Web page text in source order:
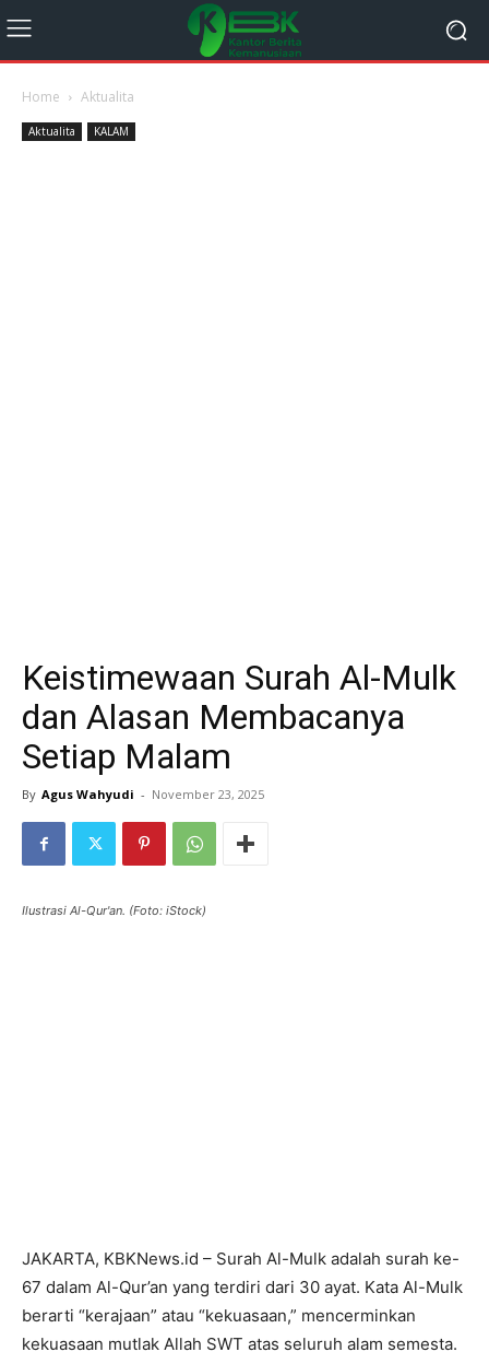
Home Aktualita
Aktualita KALAM
Keistimewaan Surah Al-Mulk
dan Alasan Membacanya
Setiap Malam
By Agus Wahyudi - November 23, 2025
Ilustrasi Al-Qur'an. (Foto: iStock)
JAKARTA, KBKNews.id – Surah Al-Mulk adalah surah ke-
67 dalam Al-Qur’an yang terdiri dari 30 ayat. Kata Al-Mulk
berarti “kerajaan” atau “kekuasaan,” mencerminkan
kekuasaan mutlak Allah SWT atas seluruh alam semesta.